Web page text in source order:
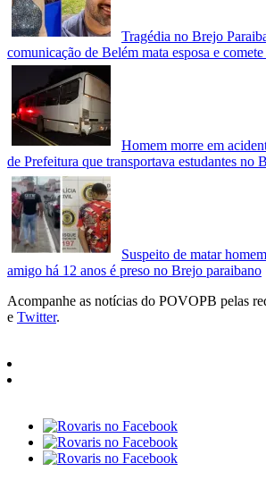
Tragédia no Brejo
comunicação de Belém mata esposa e
Homem morre em
de Prefeitura que transportava estudantes no
Suspeito de matar
amigo há 12 anos é preso no Brejo paraibano
Acompanhe as notícias do POVOPB pelas
e Twitter.